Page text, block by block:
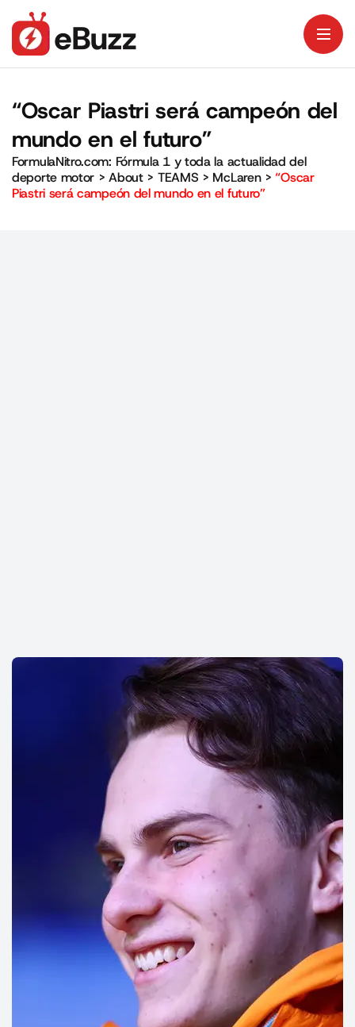
“Oscar Piastri será campeón del
mundo en el futuro”
FormulaNitro.com: Fórmula 1 y toda la actualidad del
deporte motor >About> TEAMS > McLaren>“Oscar
Piastri será campeón del mundo en el futuro”